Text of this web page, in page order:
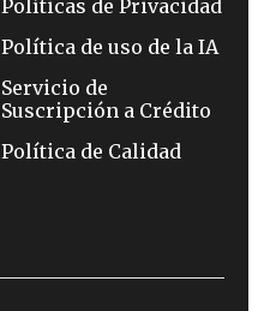
Políticas de Privacidad
Política de uso de la IA
Servicio de
Suscripción a Crédito
Política de Calidad